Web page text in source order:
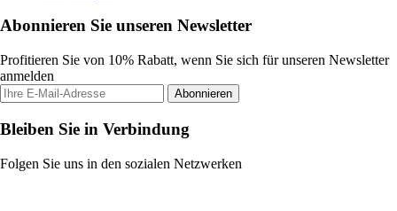
Abonnieren Sie unseren Newsletter
Profitieren Sie von 10% Rabatt, wenn Sie sich für unseren Newsletter
anmelden
Abonnieren
Bleiben Sie in Verbindung
Folgen Sie uns in den sozialen Netzwerken